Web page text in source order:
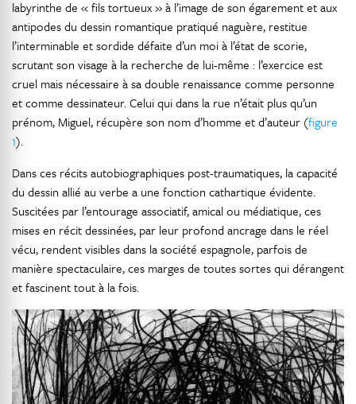
labyrinthe de « fils tortueux » à l’image de son égarement et aux
antipodes du dessin romantique pratiqué naguère, restitue
l’interminable et sordide défaite d’un moi à l’état de scorie,
scrutant son visage à la recherche de lui-même : l’exercice est
cruel mais nécessaire à sa double renaissance comme personne
et comme dessinateur. Celui qui dans la rue n’était plus qu’un
prénom, Miguel, récupère son nom d’homme et d’auteur (figure
1).
Dans ces récits autobiographiques post-traumatiques, la capacité
du dessin allié au verbe a une fonction cathartique évidente.
Suscitées par l’entourage associatif, amical ou médiatique, ces
mises en récit dessinées, par leur profond ancrage dans le réel
vécu, rendent visibles dans la société espagnole, parfois de
manière spectaculaire, ces marges de toutes sortes qui dérangent
et fascinent tout à la fois.